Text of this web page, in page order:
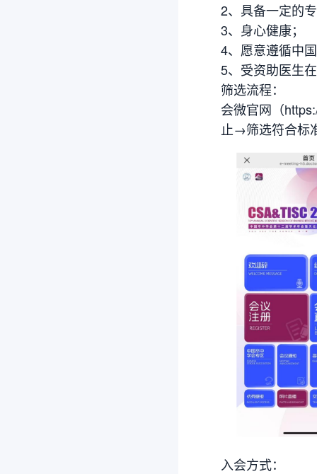
2、具备一定的
3、身心健康；
4、愿意遵循中
5、受资助医生
筛选流程：
会微官网（
止→筛选符合标
入会方式：